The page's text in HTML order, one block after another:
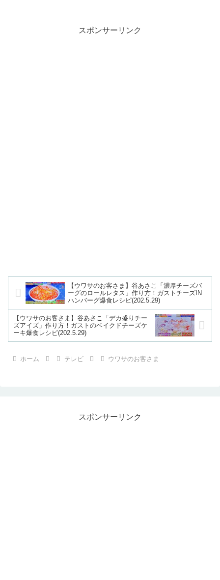
スポンサーリンク
【ウワサのお客さま】谷あさこ「濃厚チーズバ
ーグのロールレタス」作り方！ガストチーズIN
ハンバーグ爆食レシピ(202.5.29)
【ウワサのお客さま】谷あさこ「デカ盛りチー
ズアイズ」作り方！ガストのベイクドチーズケ
ーキ爆食レシピ(202.5.29)
ホーム テレビ ウワサのお客さま
スポンサーリンク